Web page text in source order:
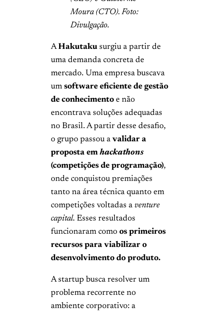
Moura (CTO). Foto:
Divulgação.
AHakutaku surgiu a partir de
uma demanda concreta de
mercado. Uma empresa buscava
um software eficiente de gestão
de conhecimento e não
encontrava soluções adequadas
no Brasil. A partir desse desafio,
o grupo passou a validar a
proposta em hackathons
(competições de programação),
onde conquistou premiações
tanto na área técnica quanto em
competições voltadas a venture
capital. Esses resultados
funcionaram como os primeiros
recursos para viabilizar o
desenvolvimento do produto.
A startup busca resolver um
problema recorrente no
ambiente corporativo: a